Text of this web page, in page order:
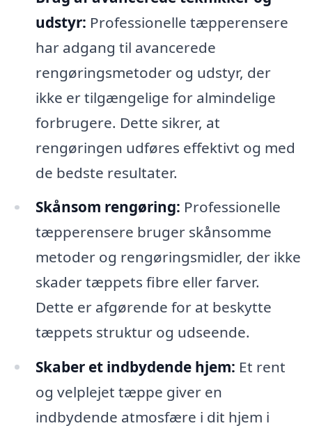
udstyr: Professionelle tæpperensere
har adgang til avancerede
rengøringsmetoder og udstyr, der
ikke er tilgængelige for almindelige
forbrugere. Dette sikrer, at
rengøringen udføres effektivt og med
de bedste resultater.
Skånsom rengøring: Professionelle
tæpperensere bruger skånsomme
metoder og rengøringsmidler, der ikke
skader tæppets fibre eller farver.
Dette er afgørende for at beskytte
tæppets struktur og udseende.
Skaber et indbydende hjem: Et rent
og velplejet tæppe giver en
indbydende atmosfære i dit hjem i